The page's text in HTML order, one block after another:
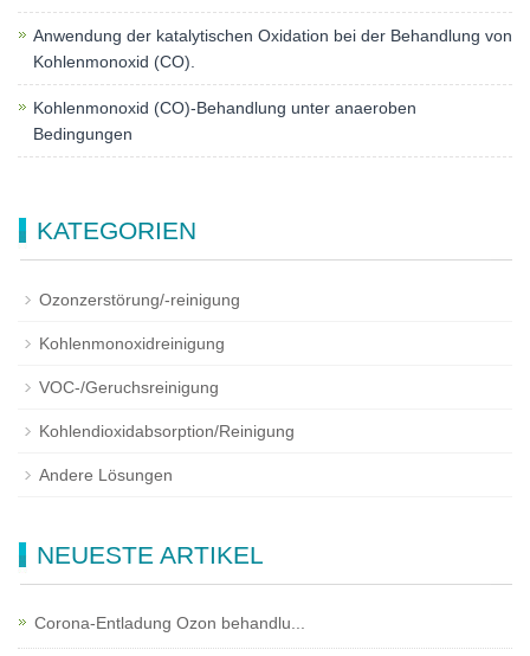
Anwendung der katalytischen Oxidation bei der Behandlung von
Kohlenmonoxid (CO).
Kohlenmonoxid (CO)-Behandlung unter anaeroben
Bedingungen
KATEGORIEN
Ozonzerstörung/-reinigung
Kohlenmonoxidreinigung
VOC-/Geruchsreinigung
Kohlendioxidabsorption/Reinigung
Andere Lösungen
NEUESTE ARTIKEL
Corona-Entladung Ozon behandlu...